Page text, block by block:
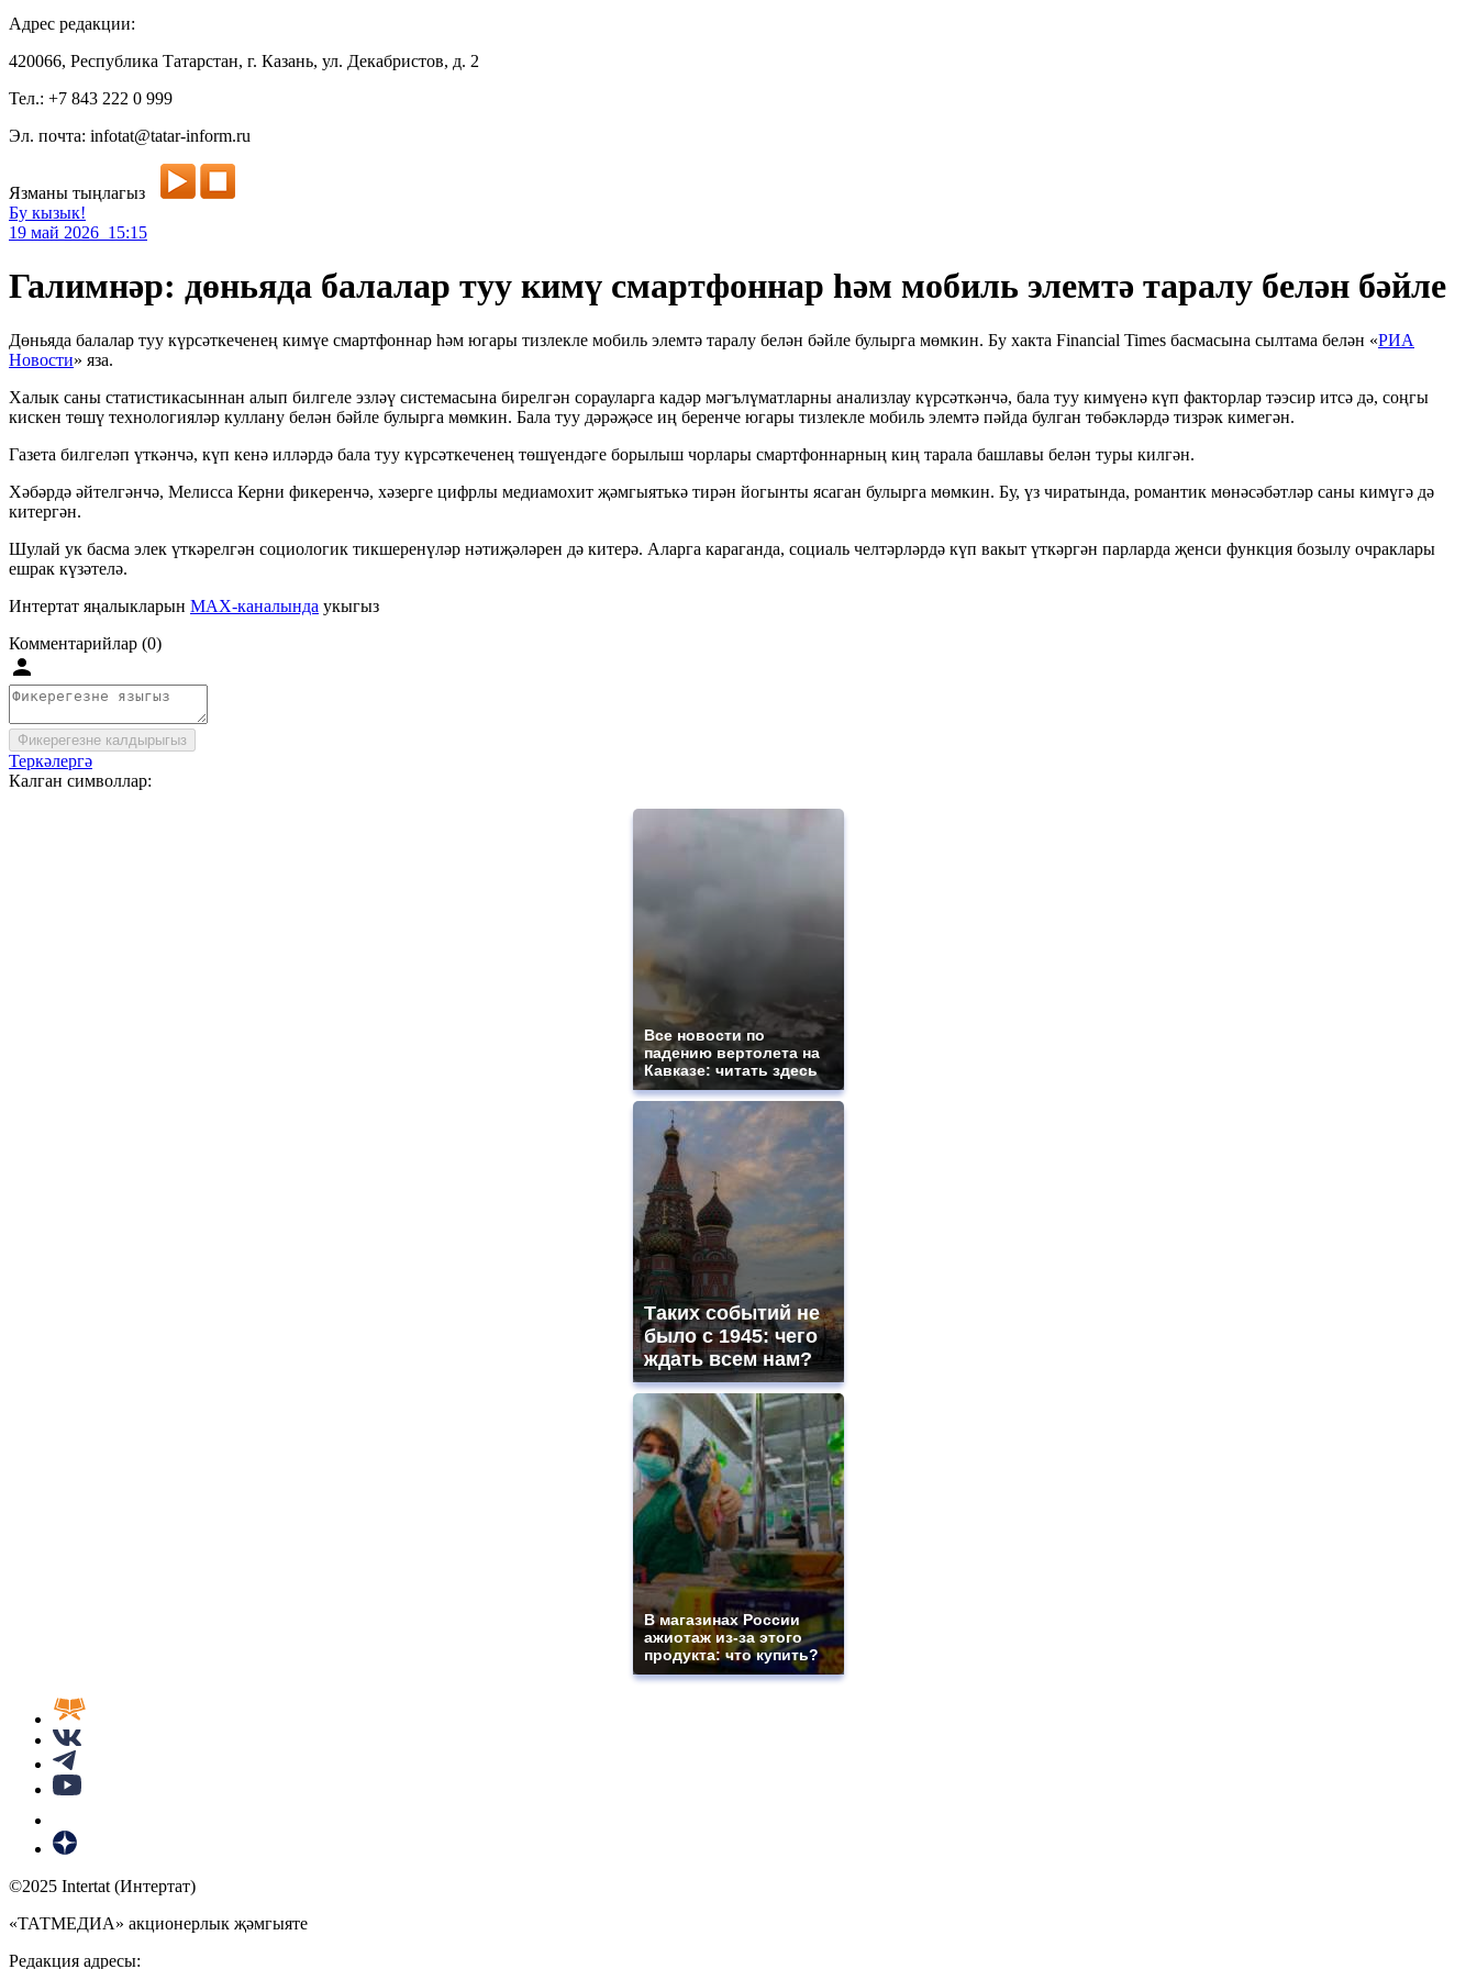
Адрес редакции:
420066, Республика Татарстан, г. Казань, ул. Декабристов, д. 2
Тел.: +7 843 222 0 999
Эл. почта: infotat@tatar-inform.ru
Язманы тыңлагыз
Бу кызык!
19 май 2026 15:15
Галимнәр: дөньяда балалар туу кимү смартфоннар һәм мобиль элемтә таралу белән бәйле
Дөньяда балалар туу күрсәткеченең кимүе смартфоннар һәм югары тизлекле мобиль элемтә таралу белән бәйле булырга мөмкин. Бу хакта Financial Times басмасына сылтама белән «РИА
Новости» яза.
Халык саны статистикасыннан алып билгеле эзләү системасына бирелгән сорауларга кадәр мәгълүматларны анализлау күрсәткәнчә, бала туу кимүенә күп факторлар тәэсир итсә дә, соңгы
кискен төшү технологияләр куллану белән бәйле булырга мөмкин. Бала туу дәрәҗәсе иң беренче югары тизлекле мобиль элемтә пәйда булган төбәкләрдә тизрәк кимегән.
Газета билгеләп үткәнчә, күп кенә илләрдә бала туу күрсәткеченең төшүендәге борылыш чорлары смартфоннарның киң тарала башлавы белән туры килгән.
Хәбәрдә әйтелгәнчә, Мелисса Керни фикеренчә, хәзерге цифрлы медиамохит җәмгыятькә тирән йогынты ясаган булырга мөмкин. Бу, үз чиратында, романтик мөнәсәбәтләр саны кимүгә дә
китергән.
Шулай ук басма элек үткәрелгән социологик тикшеренүләр нәтиҗәләрен дә китерә. Аларга караганда, социаль челтәрләрдә күп вакыт үткәргән парларда җенси функция бозылу очраклары
ешрак күзәтелә.
Интертат яңалыкларын MAX-каналында укыгыз
Комментарийлар (0)
Фикерегезне калдырыгыз
Теркәлергә
Калган символлар:
Все новости по
падению вертолета на
Кавказе: читать здесь
Таких событий не
было с 1945: чего
ждать всем нам?
В магазинах России
ажиотаж из-за этого
продукта: что купить?
©2025 Intertat (Интертат)
«ТАТМЕДИА» акционерлык җәмгыяте
Редакция адресы: